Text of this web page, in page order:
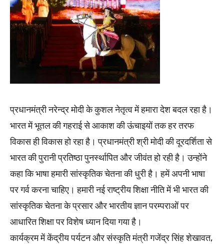
प्रधानमंत्री नरेन्द्र मोदी के कुशल नेतृत्व में हमारा देश बदल रहा है।
भारत में भूतल की गहराई से आकाश की ऊंचाइयों तक हर तरफ
विकास ही विकास हो रहा है। प्रधानमंत्री श्री मोदी की दूरदर्शिता से
भारत की पुरानी प्रतिष्ठा पुनर्स्थापित और जीवंत हो रही है। उन्होंने
कहा कि भाषा हमारी सांस्कृतिक चेतना की धुरी है। हमें अपनी भाषा
पर गर्व करना चाहिए। हमारी नई राष्ट्रीय शिक्षा नीति में भी भारत की
सांस्कृतिक चेतना के प्रसार और भारतीय ज्ञान परम्पराओं पर
आधारित शिक्षा पर विशेष ध्यान दिया गया है।
कार्यक्रम में केंद्रीय पर्यटन और संस्कृति मंत्री गजेंद्र सिंह शेखावत,